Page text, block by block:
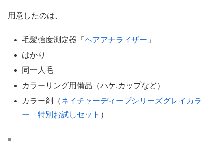
用意したのは、
毛髪強度測定器「ヘアアナライザー 」
はかり
同一人毛
カラーリング用備品（ハケ,カップなど）
カラー剤（ネイチャーディープシリーズグレイカラ
ー 特別お試しセット ）